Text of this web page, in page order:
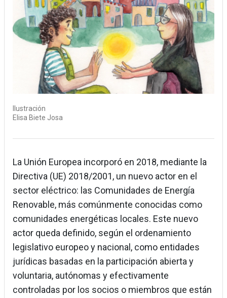
Ilustración
Elisa Biete Josa
La Unión Europea incorporó en 2018, mediante la
Directiva (UE) 2018/2001, un nuevo actor en el
sector eléctrico: las Comunidades de Energía
Renovable, más comúnmente conocidas como
comunidades energéticas locales. Este nuevo
actor queda definido, según el ordenamiento
legislativo europeo y nacional, como entidades
jurídicas basadas en la participación abierta y
voluntaria, autónomas y efectivamente
controladas por los socios o miembros que están